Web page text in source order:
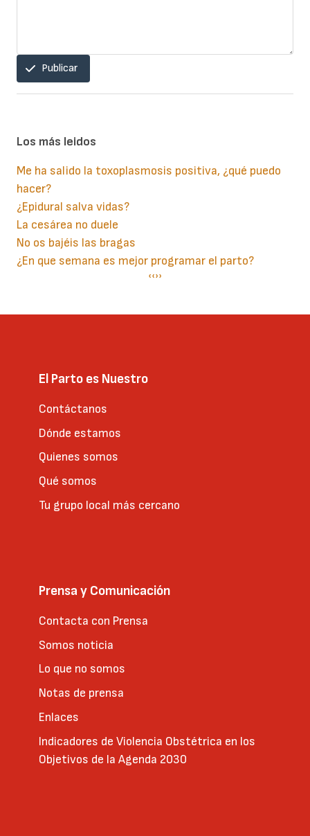
Publicar
Los más leidos
Me ha salido la toxoplasmosis positiva, ¿qué puedo
hacer?
¿Epidural salva vidas?
La cesárea no duele
No os bajéis las bragas
¿En que semana es mejor programar el parto?
Página
‹‹Siguiente
››
El Parto es Nuestro
Contáctanos
Dónde estamos
Quienes somos
Qué somos
Tu grupo local más cercano
Prensa y Comunicación
Contacta con Prensa
Somos noticia
Lo que no somos
Notas de prensa
Enlaces
Indicadores de Violencia Obstétrica en los
Objetivos de la Agenda 2030